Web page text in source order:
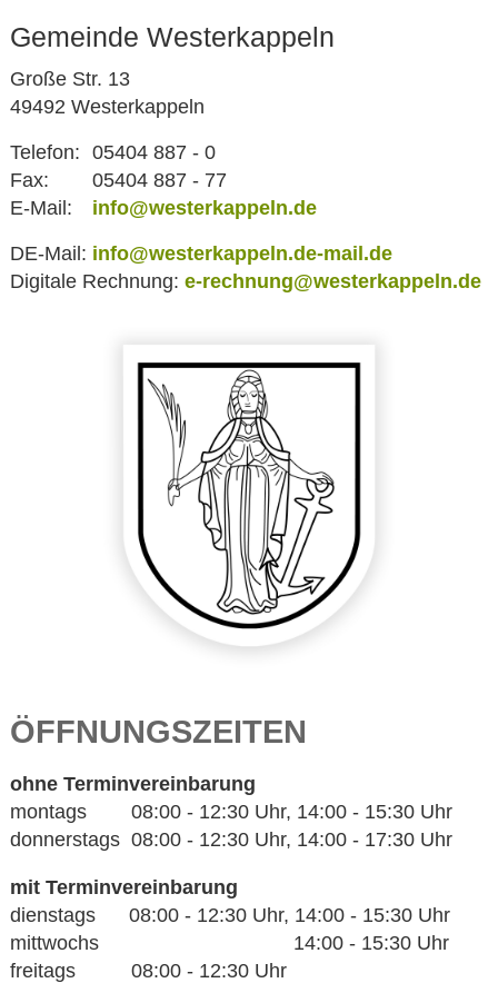
Gemeinde Westerkappeln
Große Str. 13
49492 Westerkappeln
Telefon: 05404 887 - 0
Fax:
05404 887 - 77
E-Mail:
info@westerkappeln.de
DE-Mail: info@westerkappeln.de-mail.de
Digitale Rechnung: e-rechnung@westerkappeln.de
ÖFFNUNGSZEITEN
ohne Terminvereinbarung
montags 08:00 - 12:30 Uhr, 14:00 - 15:30 Uhr
donnerstags 08:00 - 12:30 Uhr, 14:00 - 17:30 Uhr
mit Terminvereinbarung
dienstags 08:00 - 12:30 Uhr, 14:00 - 15:30 Uhr
mittwochs 14:00 - 15:30 Uhr
freitags 08:00 - 12:30 Uhr